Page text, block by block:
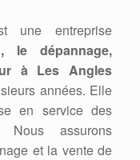
une entreprise
le dépannage,
à Les Angles
années. Elle
en service des
assurons
et la vente de